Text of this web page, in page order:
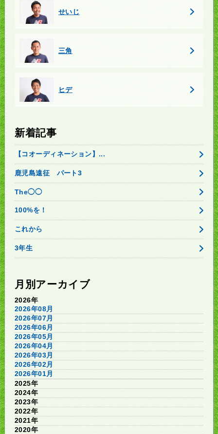
せいじ
三角
ヒデ
新着記事
【コオーディネーション】...
鹿児島遠征 パート3
The◯◯
100%を！
これから
3年生
月別アーカイブ
2026年
2026年08月
2026年07月
2026年06月
2026年05月
2026年04月
2026年03月
2026年02月
2026年01月
2025年
2024年
2023年
2022年
2021年
2020年